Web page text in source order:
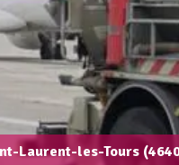
Laurent-les-Tours